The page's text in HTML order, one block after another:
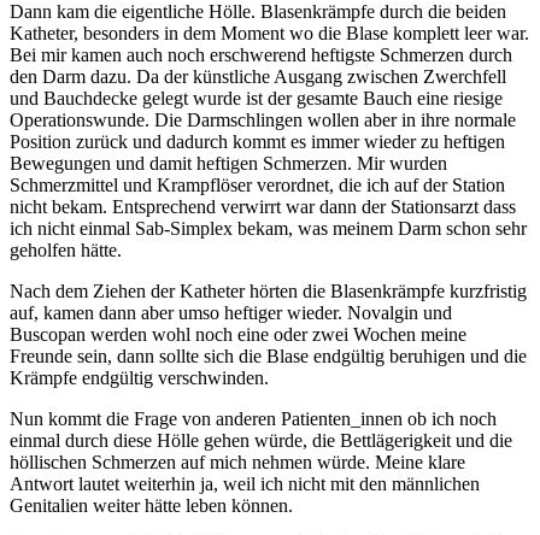
Dann kam die eigentliche Hölle. Blasenkrämpfe durch die beiden
Katheter, besonders in dem Moment wo die Blase komplett leer war.
Bei mir kamen auch noch erschwerend heftigste Schmerzen durch
den Darm dazu. Da der künstliche Ausgang zwischen Zwerchfell
und Bauchdecke gelegt wurde ist der gesamte Bauch eine riesige
Operationswunde. Die Darmschlingen wollen aber in ihre normale
Position zurück und dadurch kommt es immer wieder zu heftigen
Bewegungen und damit heftigen Schmerzen. Mir wurden
Schmerzmittel und Krampflöser verordnet, die ich auf der Station
nicht bekam. Entsprechend verwirrt war dann der Stationsarzt dass
ich nicht einmal Sab-Simplex bekam, was meinem Darm schon sehr
geholfen hätte.
Nach dem Ziehen der Katheter hörten die Blasenkrämpfe kurzfristig
auf, kamen dann aber umso heftiger wieder. Novalgin und
Buscopan werden wohl noch eine oder zwei Wochen meine
Freunde sein, dann sollte sich die Blase endgültig beruhigen und die
Krämpfe endgültig verschwinden.
Nun kommt die Frage von anderen Patienten_innen ob ich noch
einmal durch diese Hölle gehen würde, die Bettlägerigkeit und die
höllischen Schmerzen auf mich nehmen würde. Meine klare
Antwort lautet weiterhin ja, weil ich nicht mit den männlichen
Genitalien weiter hätte leben können.